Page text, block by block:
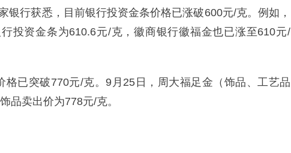
银行获悉，目前银行投资金条价格已涨破600元/克。例如，
投资金条为610.6元/克，徽商银行徽福金也已涨至610元/
已突破770元/克。9月25日，周大福足金（饰品、工艺品
品卖出价为778元/克。